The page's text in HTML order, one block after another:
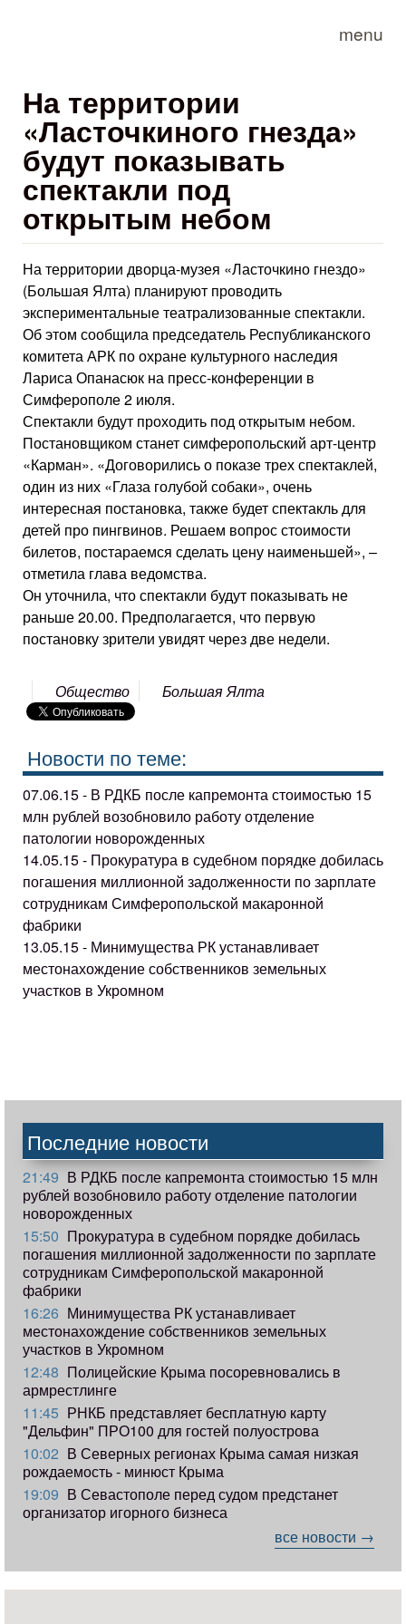
menu
На территории
«Ласточкиного гнезда»
будут показывать
спектакли под
открытым небом
На территории дворца-музея «Ласточкино гнездо»
(Большая Ялта) планируют проводить
экспериментальные театрализованные спектакли.
Об этом сообщила председатель Республиканского
комитета АРК по охране культурного наследия
Лариса Опанасюк на пресс-конференции в
Симферополе 2 июля.
Спектакли будут проходить под открытым небом.
Постановщиком станет симферопольский арт-центр
«Карман». «Договорились о показе трех спектаклей,
один из них «Глаза голубой собаки», очень
интересная постановка, также будет спектакль для
детей про пингвинов. Решаем вопрос стоимости
билетов, постараемся сделать цену наименьшей», –
отметила глава ведомства.
Он уточнила, что спектакли будут показывать не
раньше 20.00. Предполагается, что первую
постановку зрители увидят через две недели.
Общество Большая Ялта
Новости по теме:
07.06.15 - В РДКБ после капремонта стоимостью 15
млн рублей возобновило работу отделение
патологии новорожденных
14.05.15 - Прокуратура в судебном порядке добилась
погашения миллионной задолженности по зарплате
сотрудникам Симферопольской макаронной
фабрики
13.05.15 - Минимущества РК устанавливает
местонахождение собственников земельных
участков в Укромном
Последние новости
21:49 В РДКБ после капремонта стоимостью 15 млн
рублей возобновило работу отделение патологии
новорожденных
15:50 Прокуратура в судебном порядке добилась
погашения миллионной задолженности по зарплате
сотрудникам Симферопольской макаронной
фабрики
16:26 Минимущества РК устанавливает
местонахождение собственников земельных
участков в Укромном
12:48 Полицейские Крыма посоревновались в
армрестлинге
11:45 РНКБ представляет бесплатную карту
"Дельфин" ПРО100 для гостей полуострова
10:02 В Северных регионах Крыма самая низкая
рождаемость - минюст Крыма
19:09 В Севастополе перед судом предстанет
организатор игорного бизнеса
все новости →